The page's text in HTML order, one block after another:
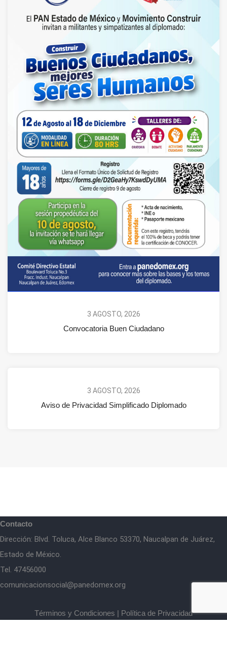
3 AGOSTO, 2026
Convocatoria Buen Ciudadano
3 AGOSTO, 2026
Aviso de Privacidad Simplificado Diplomado
Contacto
Dirección: Blvd. Toluca, Alce Blanco 53370, Naucalpan de Juárez,
Estado de México.
Tel. 47456000
comunicacionsocial@panedomex.org
Términos y Condiciones | Política de Privacidad